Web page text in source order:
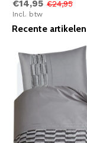
€14,95 €24,95
Incl. btw
Recente artikelen